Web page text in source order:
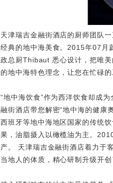
天津瑞吉金融街酒店的厨师团队
经典的地中海美食。2015年07月
政总厨Thibaut 悉心设计，把唯
的地中海特色理念，让您在忙碌
“地中海饮食”作为西洋饮食却成
融街酒店带您解密“地中海的健康
西班牙等地中海地区国家的传统
果，油脂摄入以橄榄油为主。
产。 天津瑞吉金融街酒店着力于
当地人的体质，精心研制升级开